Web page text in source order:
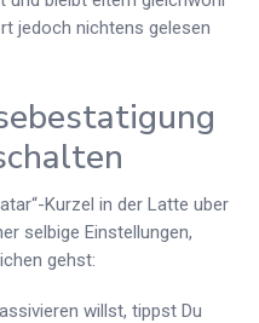
jedoch nichtens gelesen
Kurzel in der Latte uber
selbige Einstellungen,
gehst:
willst, tippst Du